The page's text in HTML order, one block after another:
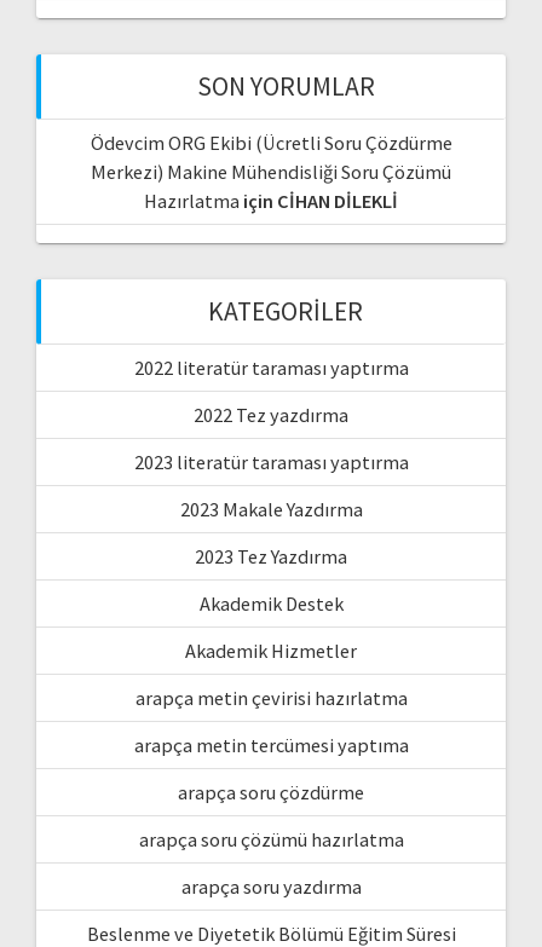
SON YORUMLAR
Ödevcim ORG Ekibi (Ücretli Soru Çözdürme
Merkezi) Makine Mühendisliği Soru Çözümü
Hazırlatma için CİHAN DİLEKLİ
KATEGORILER
2022 literatür taraması yaptırma
2022 Tez yazdırma
2023 literatür taraması yaptırma
2023 Makale Yazdırma
2023 Tez Yazdırma
Akademik Destek
Akademik Hizmetler
arapça metin çevirisi hazırlatma
arapça metin tercümesi yaptıma
arapça soru çözdürme
arapça soru çözümü hazırlatma
arapça soru yazdırma
Beslenme ve Diyetetik Bölümü Eğitim Süresi